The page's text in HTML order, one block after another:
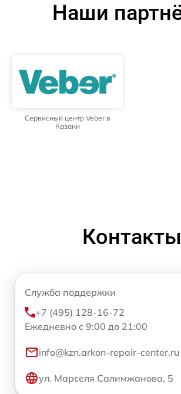
Наши
Сервисный центр Veber в
Казани
Контакты
Служба поддержки
+7 (495) 128-16-72
Ежедневно с 9:00 до 21:00
info@kzn.arkon-repair-center.ru
ул. Марселя Салимжанова, 5